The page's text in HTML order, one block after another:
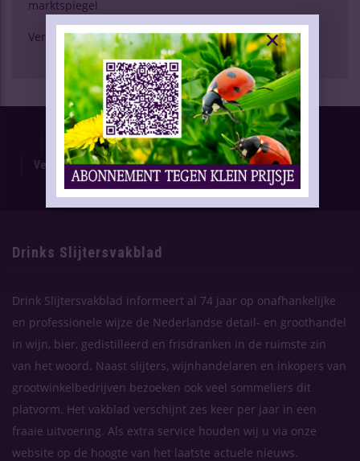
marktspiegel
Verschijning Drinks Slijtersvakblad
Proefnummer
Oplage & Verspreiding
Advertentietarieven
Technische Gegevens
Verschijning Drinks Slijtersvakblad
Themaplanning
Contact
Drinks Slijtersvakblad
Drink Slijtersvakblad informeert al 74 jaar op onafhankelijke
en professionele wijze de Nederlandse detail- en groothandel
in wijn, bier, gedistilleerd en frisdranken in de ruimste zin
van het woord. Naast slijters, wijnhandelaren en inkopers van
grootwinkelbedrijven bezoeken ook veel sommeliers dit
platvorm. Het vakblad verschijnt zes keer per jaar in een
fraaie uitvoering. Als extra service houden wij u via onze
website op de hoogte van het laatste actuele nieuws.